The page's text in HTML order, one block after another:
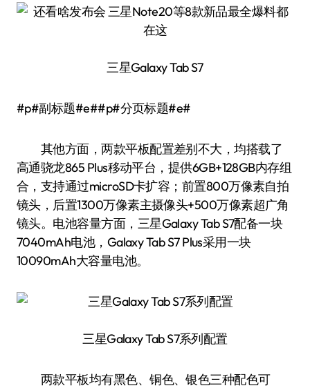
三星Galaxy Tab S7
#p#副标题#e##p#分页标题#e#
其他方面，两款平板配置差别不大，均搭载了
高通骁龙865 Plus移动平台，提供6GB+128GB内存组
合，支持通过microSD卡扩容；前置800万像素自拍
镜头，后置1300万像素主摄像头+500万像素超广角
镜头。电池容量方面，三星Galaxy Tab S7配备一块
7040mAh电池，Galaxy Tab S7 Plus采用一块
10090mAh大容量电池。
三星Galaxy Tab S7系列配置
两款平板均有黑色、铜色、银色三种配色可